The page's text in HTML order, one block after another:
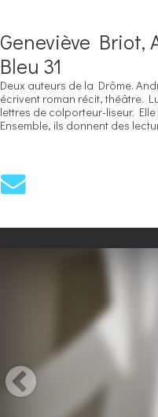
Geneviève Briot,
Bleu 31
Deux auteurs de la Drôme.
écrivent roman récit, théâtre.
lettres de colporteur-liseur.
Ensemble, ils donnent des